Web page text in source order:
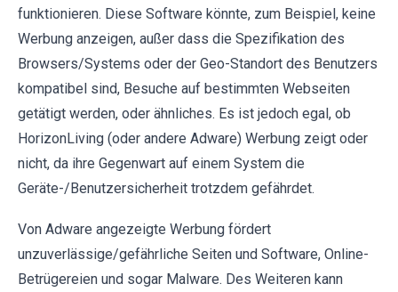
funktionieren. Diese Software könnte, zum Beispiel, keine
Werbung anzeigen, außer dass die Spezifikation des
Browsers/Systems oder der Geo-Standort des Benutzers
kompatibel sind, Besuche auf bestimmten Webseiten
getätigt werden, oder ähnliches. Es ist jedoch egal, ob
HorizonLiving (oder andere Adware) Werbung zeigt oder
nicht, da ihre Gegenwart auf einem System die
Geräte-/Benutzersicherheit trotzdem gefährdet.
Von Adware angezeigte Werbung fördert
unzuverlässige/gefährliche Seiten und Software, Online-
Betrügereien und sogar Malware. Des Weiteren kann